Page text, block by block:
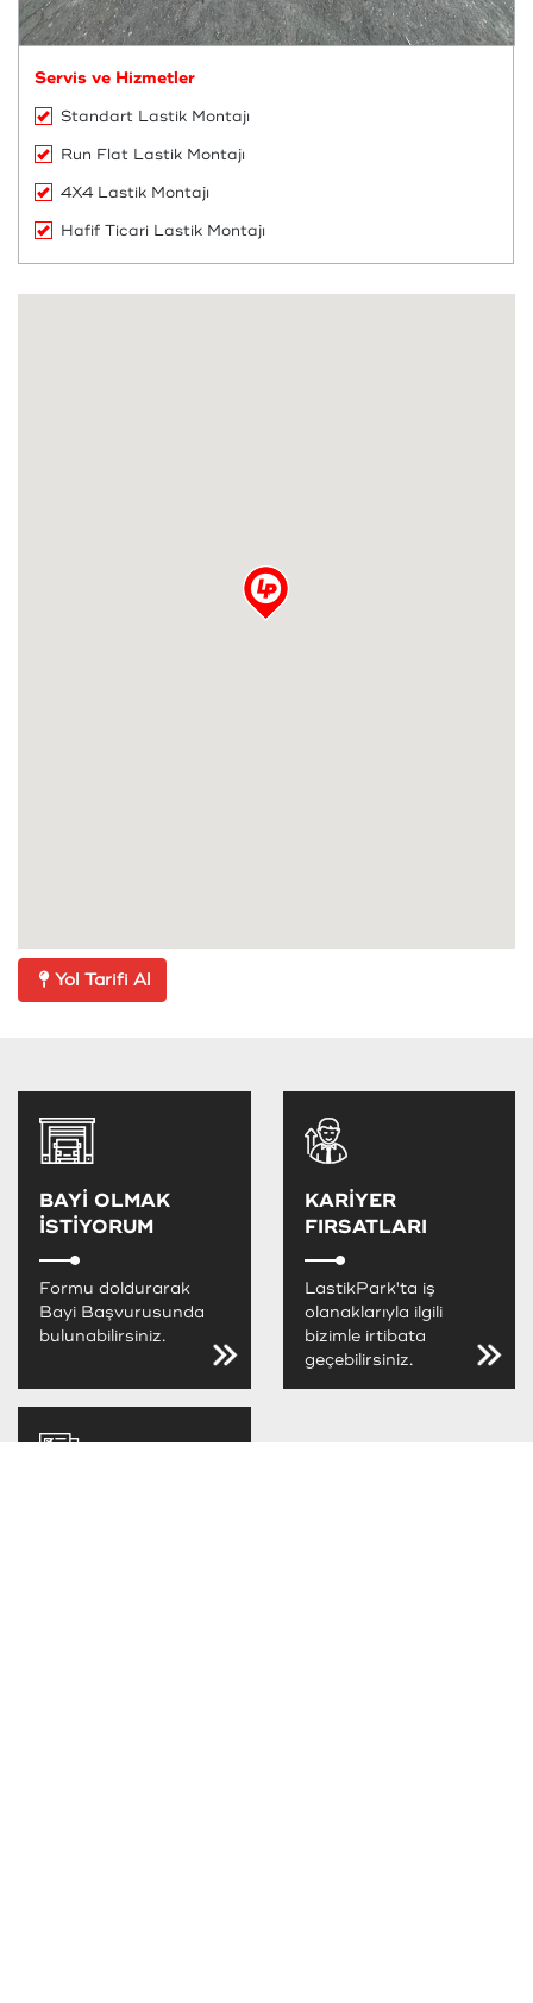
Servis ve Hizmetler
Standart Lastik Montajı
Run Flat Lastik Montajı
4X4 Lastik Montajı
Hafif Ticari Lastik Montajı
Yol Tarifi Al
BAYİ OLMAK
İSTİYORUM
Formu doldurarak
Bayi Başvurusunda
bulunabilirsiniz.
KARİYER
FIRSATLARI
LastikPark'ta iş
olanaklarıyla ilgili
bizimle irtibata
geçebilirsiniz.